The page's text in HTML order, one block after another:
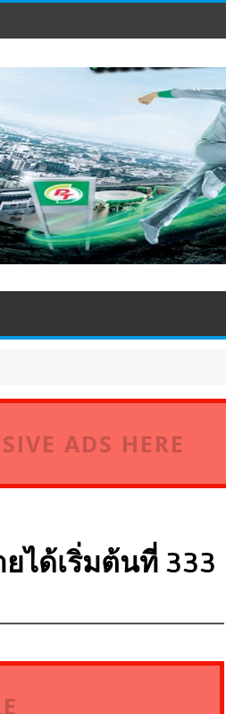
ADS HERE
ได้เริ่มต้นที่ 333